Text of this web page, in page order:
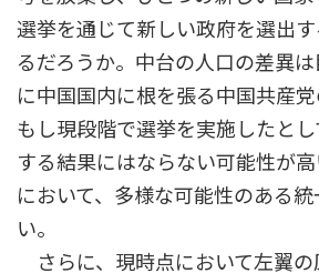
選挙を通じて新しい政府を選出
るだろうか。中台の人口の差異
に中国国内に根を張る中国共産党
もし現段階で選挙を実施したと
する結果にはならない可能性が
において、多様な可能性のある
い。
さらに、現時点において左翼の